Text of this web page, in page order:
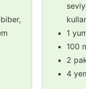
biber,
1
100
2
4